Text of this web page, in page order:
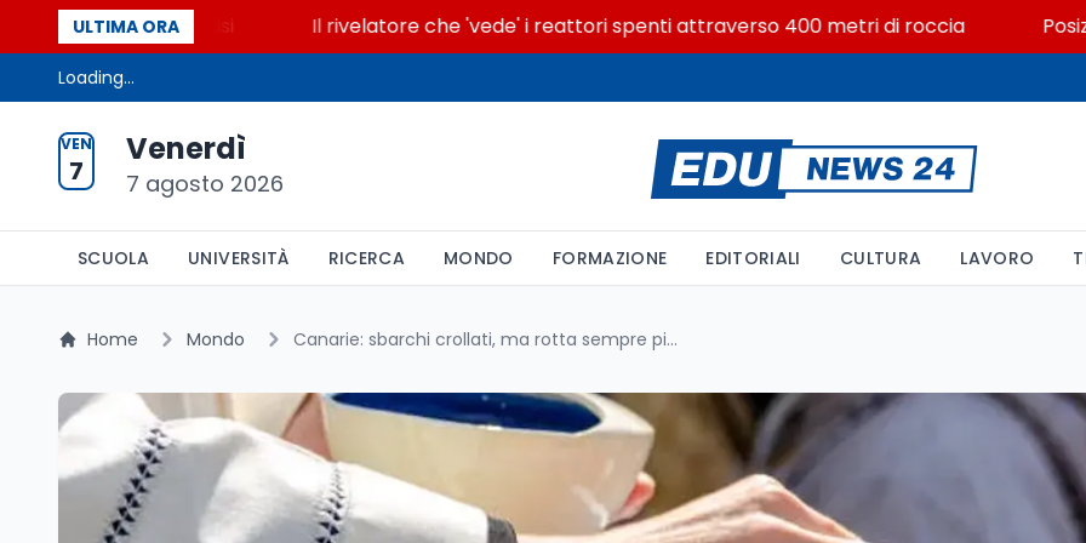
ULTIMA ORA
la glicolisi Il rivelatore che 'vede' i reattori spenti attraverso 400 metri di roccia Posizioni
Loading...
VEN
7
Venerdì
7 agosto 2026
SCUOLA UNIVERSITÀ RICERCA MONDO FORMAZIONE EDITORIALI CULTURA LAVORO
Home Mondo Canarie: sbarchi crollati, ma rotta sempre più letale per i minori